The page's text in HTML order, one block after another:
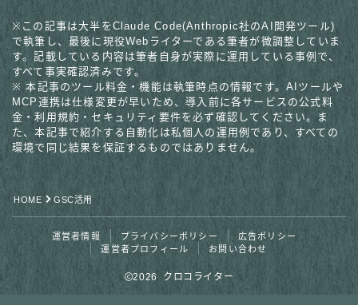
※この記事は大半をClaude Code(Anthropic社のAI開発ツール)
で執筆し、最後に現役Webライターである筆者が微調整していま
す。記載している内容は筆者自身が実際に運用している事例で、
すべて事実確認済みです。
※ 本記事のツール料金・機能は執筆時点の情報です。AIツールや
MCP連携は仕様変更が早いため、導入前に各サービスの公式料
金・利用規約・セキュリティ要件を必ず確認してください。ま
た、本記事で紹介する自動化は私個人の運用例であり、すべての
環境で同じ結果を保証するものではありません。
HOME GSC活用
運営者情報 プライバシーポリシー
広告ポリシー
運営者プロフィール
お問い合わせ
2026 クロコライター